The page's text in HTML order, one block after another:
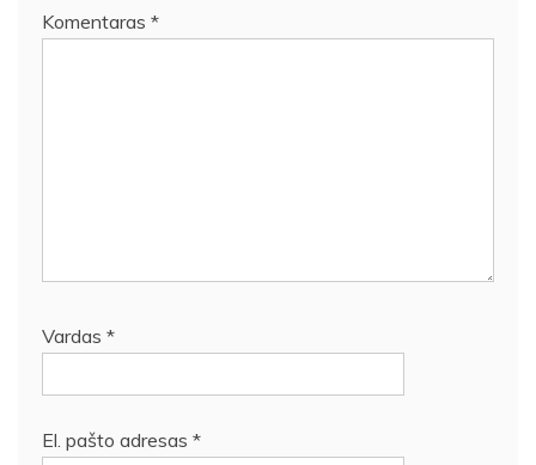
Komentaras *
Vardas *
El. pašto adresas *